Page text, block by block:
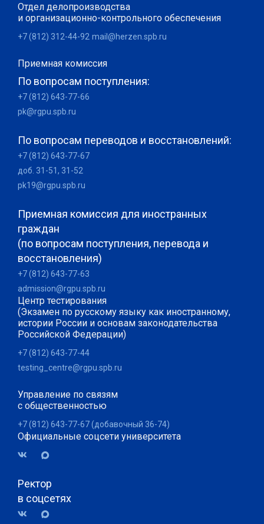
Отдел делопроизводства
и организационно-контрольного обеспечения
+7 (812) 312-44-92 mail@herzen.spb.ru
Приемная комиссия
По вопросам поступления:
+7 (812) 643-77-66
pk@rgpu.spb.ru
По вопросам переводов и восстановлений:
+7 (812) 643-77-67
доб. 31-51, 31-52
pk19@rgpu.spb.ru
Приемная комиссия для иностранных
граждан
(по вопросам поступления, перевода и
восстановления)
+7 (812) 643-77-63
admission@rgpu.spb.ru
Центр тестирования
(Экзамен по русскому языку как иностранному,
истории России и основам законодательства
Российской Федерации)
+7 (812) 643-77-44
testing_centre@rgpu.spb.ru
Управление по связям
с общественностью
+7 (812) 643-77-67 (добавочный 36-74)
Официальные соцсети университета
Ректор
в соцсетях